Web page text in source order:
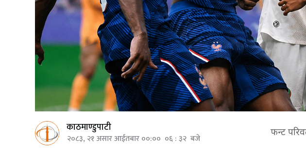
काठमाण्डुपाटी
२०८३, २१ असार आईतबार ००:०० ०६ : ३२ बजे फन्ट